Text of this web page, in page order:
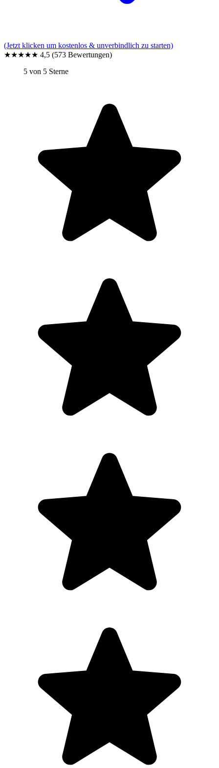
(Jetzt klicken um kostenlos & unverbindlich zu starten)
★★★★★ 4,5 (573 Bewertungen)
5 von 5 Sterne